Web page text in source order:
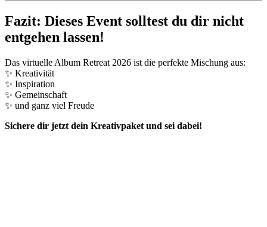
Fazit: Dieses Event solltest du dir nicht
entgehen lassen!
Das virtuelle Album Retreat 2026 ist die perfekte Mischung aus:
✨ Kreativität
✨ Inspiration
✨ Gemeinschaft
✨ und ganz viel Freude
Sichere dir jetzt dein Kreativpaket und sei dabei!